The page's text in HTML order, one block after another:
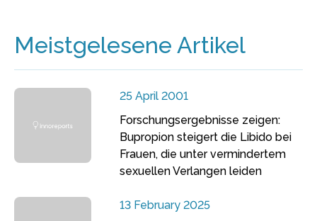
Meistgelesene Artikel
25 April 2001
Forschungsergebnisse zeigen:
Bupropion steigert die Libido bei
Frauen, die unter vermindertem
sexuellen Verlangen leiden
13 February 2025